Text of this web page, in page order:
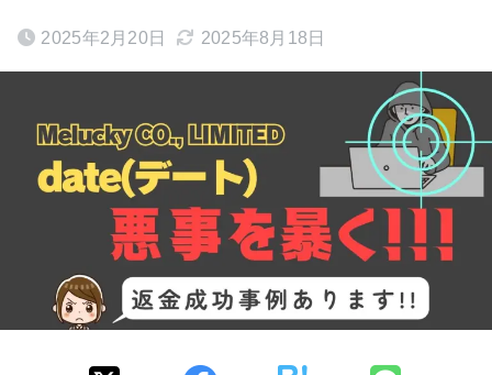
2025年2月20日 2025年8月18日